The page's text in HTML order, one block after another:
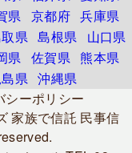
県 京都府 兵庫県
県 島根県
山口県
県 佐賀県 熊本県
県 沖縄県
シーポリシー
家族で信託 民事信